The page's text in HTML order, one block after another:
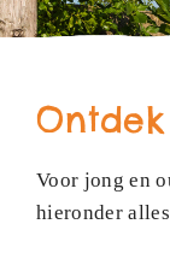
Voor jong en
hieronder